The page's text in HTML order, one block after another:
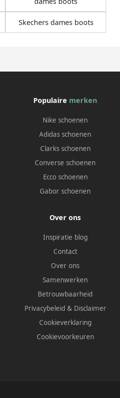
Skechers dames boots
Populaire merken
Nike schoenen
Adidas schoenen
Clarks schoenen
Converse schoenen
Ecco schoenen
Gabor schoenen
Over ons
Inspiratie blog
Contact
Over ons
Samenwerken
Betrouwbaarheid
Privacybeleid & Disclaimer
Cookieverklaring
Cookievoorkeuren